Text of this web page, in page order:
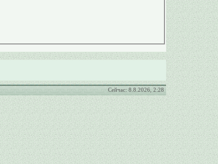
Сейчас: 8.8.2026, 2:28